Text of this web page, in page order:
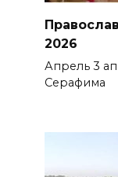
2026
Апрель 3
Серафима